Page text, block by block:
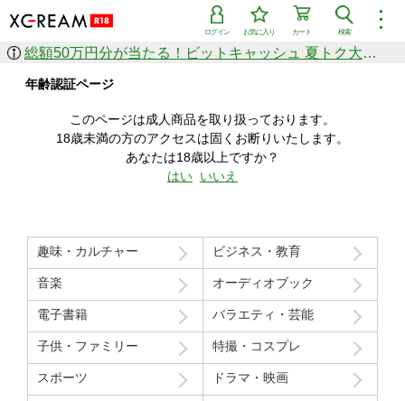
︙
検索
カート
お気に入り
ログイン
作品を探す
ジャンル
シリーズ
人気のセール中商品
新着セール中商品
すべての作品から探す
価格の安い順
価格の高い順
月間ランキング
年間ランキング
総額50万円分が当たる！ビットキャッシュ 夏トク大感謝祭
年齢認証ページ
このページは成人商品を取り扱っております。
18歳未満の方のアクセスは固くお断りいたします。
あなたは18歳以上ですか？
はい いいえ
趣味・カルチャー ビジネス・教育
音楽 オーディオブック
電子書籍 バラエティ・芸能
子供・ファミリー 特撮・コスプレ
スポーツ ドラマ・映画